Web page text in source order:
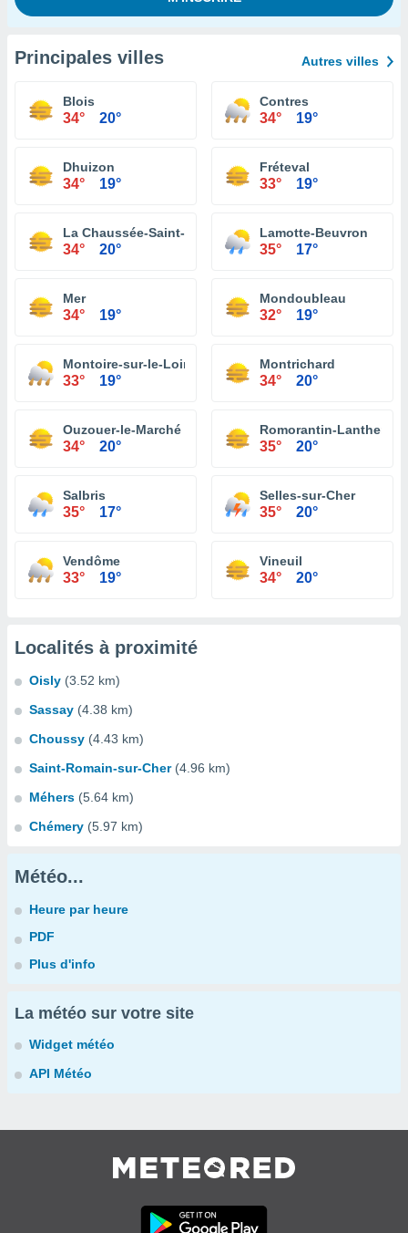
Principales villes Autres villes
Blois
34° 20°
Contres
34° 19°
Dhuizon
34° 19°
Fréteval
33° 19°
La Chaussée-Saint-Victor
34° 20°
Lamotte-Beuvron
35° 17°
Mer
34° 19°
Mondoubleau
32° 19°
Montoire-sur-le-Loir
33° 19°
Montrichard
34° 20°
Ouzouer-le-Marché
34° 20°
Romorantin-Lanthenay
35° 20°
Salbris
35° 17°
Selles-sur-Cher
35° 20°
Vendôme
33° 19°
Vineuil
34° 20°
Localités à proximité
Oisly (3.52 km)
Sassay (4.38 km)
Choussy (4.43 km)
Saint-Romain-sur-Cher (4.96 km)
Méhers (5.64 km)
Chémery (5.97 km)
Météo...
Heure par heure
PDF
Plus d'info
La météo sur votre site
Widget météo
API Météo